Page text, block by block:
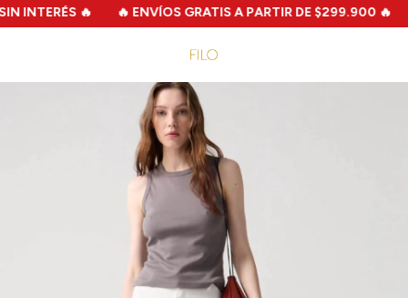
INTERÉS 🔥 🔥 ENVÍOS GRATIS A PARTIR DE $299.900 🔥